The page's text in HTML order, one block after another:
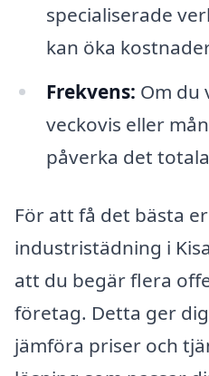
specialiserade
kan öka
Frekvens: Om du
veckovis eller
påverka det
För att få det bästa
industristädning i
att du begär flera
företag. Detta ger
jämföra priser och